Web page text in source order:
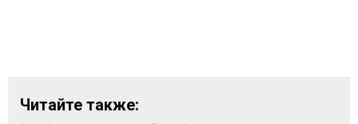
Читайте также: